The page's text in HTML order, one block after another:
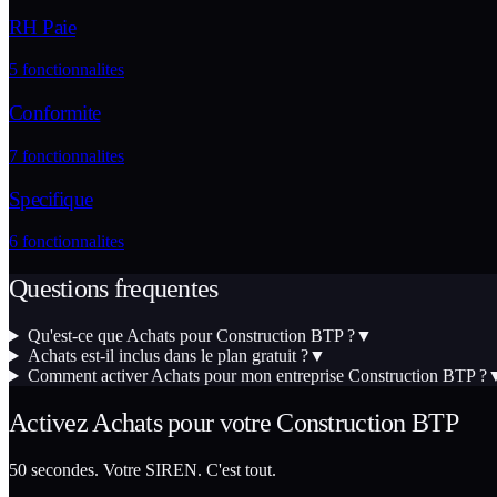
RH Paie
5 fonctionnalites
Conformite
7 fonctionnalites
Specifique
6 fonctionnalites
Questions frequentes
Qu'est-ce que Achats pour Construction BTP ?▼
Achats est-il inclus dans le plan gratuit ?▼
Comment activer Achats pour mon entreprise Construction BTP ?
Activez Achatspour votre Construction BTP
50 secondes. Votre SIREN. C'est tout.